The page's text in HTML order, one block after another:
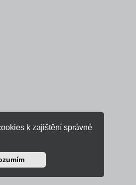
k zajištění správné